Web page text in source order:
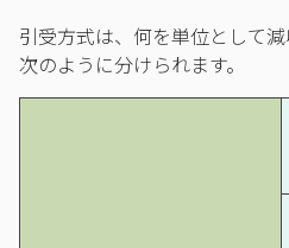
引受方式は、何を単位として
次のように分けられます。